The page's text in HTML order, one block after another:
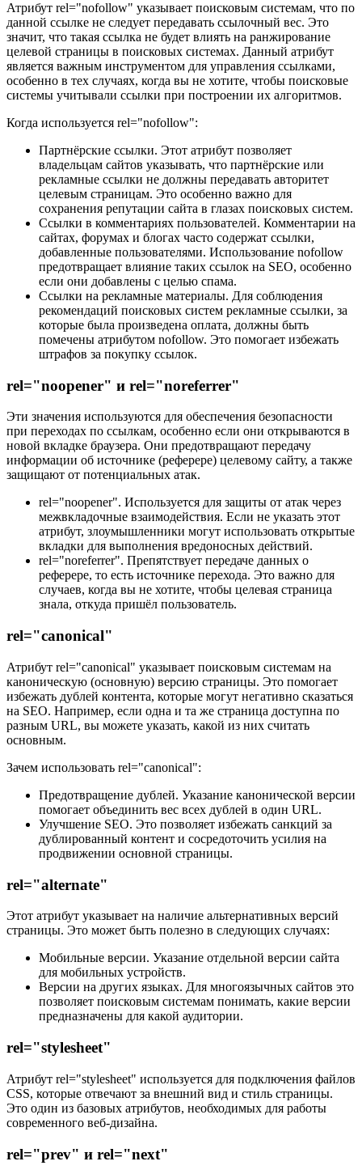
Атрибут rel="nofollow" указывает поисковым системам, что по
данной ссылке не следует передавать ссылочный вес. Это
значит, что такая ссылка не будет влиять на ранжирование
целевой страницы в поисковых системах. Данный атрибут
является важным инструментом для управления ссылками,
особенно в тех случаях, когда вы не хотите, чтобы поисковые
системы учитывали ссылки при построении их алгоритмов.
Когда используется rel="nofollow":
Партнёрские ссылки. Этот атрибут позволяет
владельцам сайтов указывать, что партнёрские или
рекламные ссылки не должны передавать авторитет
целевым страницам. Это особенно важно для
сохранения репутации сайта в глазах поисковых систем.
Ссылки в комментариях пользователей. Комментарии на
сайтах, форумах и блогах часто содержат ссылки,
добавленные пользователями. Использование nofollow
предотвращает влияние таких ссылок на SEO, особенно
если они добавлены с целью спама.
Ссылки на рекламные материалы. Для соблюдения
рекомендаций поисковых систем рекламные ссылки, за
которые была произведена оплата, должны быть
помечены атрибутом nofollow. Это помогает избежать
штрафов за покупку ссылок.
rel="noopener" и rel="noreferrer"
Эти значения используются для обеспечения безопасности
при переходах по ссылкам, особенно если они открываются в
новой вкладке браузера. Они предотвращают передачу
информации об источнике (реферере) целевому сайту, а также
защищают от потенциальных атак.
rel="noopener". Используется для защиты от атак через
межвкладочные взаимодействия. Если не указать этот
атрибут, злоумышленники могут использовать открытые
вкладки для выполнения вредоносных действий.
rel="noreferrer". Препятствует передаче данных о
реферере, то есть источнике перехода. Это важно для
случаев, когда вы не хотите, чтобы целевая страница
знала, откуда пришёл пользователь.
rel="canonical"
Атрибут rel="canonical" указывает поисковым системам на
каноническую (основную) версию страницы. Это помогает
избежать дублей контента, которые могут негативно сказаться
на SEO. Например, если одна и та же страница доступна по
разным URL, вы можете указать, какой из них считать
основным.
Зачем использовать rel="canonical":
Предотвращение дублей. Указание канонической версии
помогает объединить вес всех дублей в один URL.
Улучшение SEO. Это позволяет избежать санкций за
дублированный контент и сосредоточить усилия на
продвижении основной страницы.
rel="alternate"
Этот атрибут указывает на наличие альтернативных версий
страницы. Это может быть полезно в следующих случаях:
Мобильные версии. Указание отдельной версии сайта
для мобильных устройств.
Версии на других языках. Для многоязычных сайтов это
позволяет поисковым системам понимать, какие версии
предназначены для какой аудитории.
rel="stylesheet"
Атрибут rel="stylesheet" используется для подключения файлов
CSS, которые отвечают за внешний вид и стиль страницы.
Это один из базовых атрибутов, необходимых для работы
современного веб-дизайна.
rel="prev" и rel="next"